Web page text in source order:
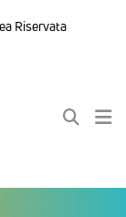
Riservata